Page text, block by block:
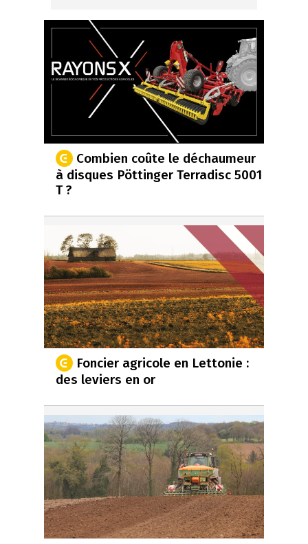
Combien coûte le déchaumeur
à disques Pöttinger Terradisc 5001
T ?
Foncier agricole en Lettonie :
des leviers en or